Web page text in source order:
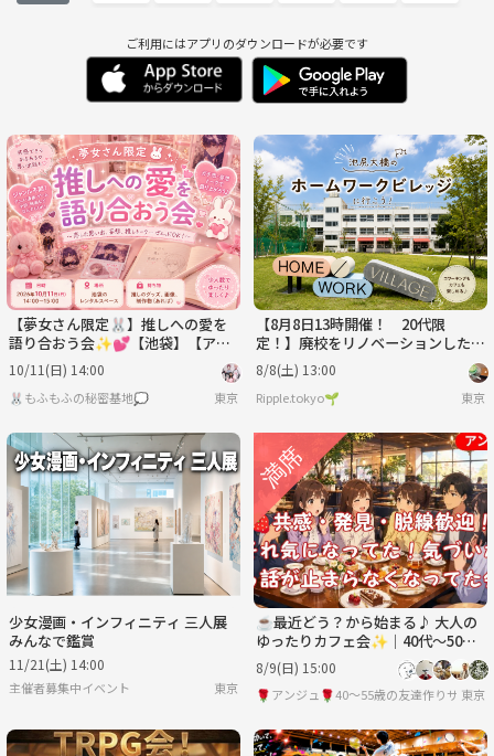
8/12 8/13 8/14 8/15 8/16
火
8/18
水
8/19
金
8/21
土
8/22
8/24 8/25 8/26 8/27 8/28 8/29
日
8/30
月
8/31
火
9/1
水
9/2
木
9/3
金
9/4
ご利用にはアプリのダウンロードが必要です
【夢女さん限定🐰】推しへの愛を
語り合おう会✨💕【池袋】【アニ
メ・漫画・ゲーム】【1時間】
10/11(日) 14:00
🐰もふもふの秘密基地💭 東京
【8月8日13時開催！ 20代限
定！】廃校をリノベーションしたカ
フェに行こう✨☕️
8/8(土) 13:00
Ripple.tokyo🌱 東京
少女漫画・インフィニティ 三人展
みんなで鑑賞
11/21(土) 14:00
主催者募集中イベント 東京
☕最近どう？から始まる♪ 大人の
ゆったりカフェ会✨│40代～50代
中盤│初めての方大歓迎😄
8/9(日) 15:00
🌹アンジュ🌹40～55歳の友達作りサークル
東京